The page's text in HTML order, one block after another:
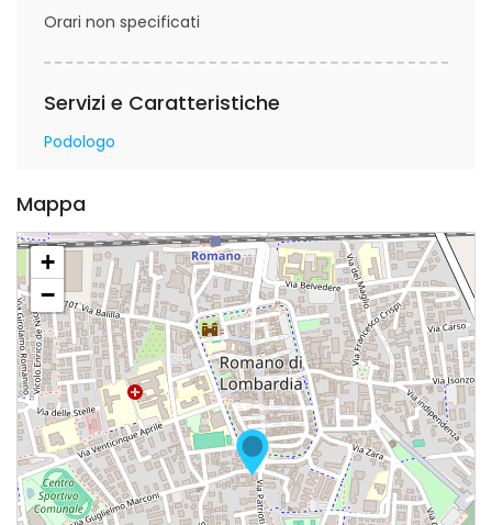
Orari non specificati
Servizi e Caratteristiche
Podologo
Mappa
+
−